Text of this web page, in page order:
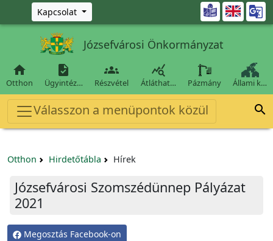
Ugrás a fő tartalomra
Kapcsolat 
Józsefvárosi Önkormányzat

Otthon

Ügyintéz…

Részvétel

Átláthat… Pázmány Állami k…
Válasszon a menüpontok közül 
Otthon Hirdetőtábla Hírek
Józsefvárosi Szomszédünnep Pályázat
2021
Megosztás Facebook-on